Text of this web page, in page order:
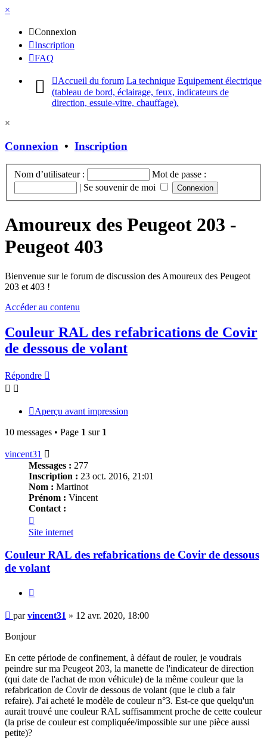
×
Connexion
Inscription
FAQ
Accueil du forum La technique Equipement électrique
(tableau de bord, éclairage, feux, indicateurs de
direction, essuie-vitre, chauffage).
×
Connexion • Inscription
Nom d’utilisateur :
Mot de passe :
| Se souvenir de moi
Amoureux des Peugeot 203 -
Peugeot 403
Bienvenue sur le forum de discussion des Amoureux des Peugeot
203 et 403 !
Accéder au contenu
Couleur RAL des refabrications de Covir
de dessous de volant
Répondre
Aperçu avant impression
10 messages • Page 1 sur 1
vincent31
Messages : 277
Inscription : 23 oct. 2016, 21:01
Nom : Martinot
Prénom : Vincent
Contact :
vincent31
Site internet
Couleur RAL des refabrications de Covir de dessous
de volant
Message
parvincent31 » 12 avr. 2020, 18:00
Bonjour
En cette période de confinement, à défaut de rouler, je voudrais
peindre sur ma Peugeot 203, la manette de l'indicateur de direction
(qui date de l'achat de mon véhicule) de la même couleur que la
refabrication de Covir de dessous de volant (que le club a fair
refaire). J'ai acheté le modèle de couleur n°3. Est-ce que quelqu'un
aurait trouvé une couleur RAL suffisamment proche de cette couleur
(la prise de couleur est compliquée/impossible sur une pièce aussi
petite)?